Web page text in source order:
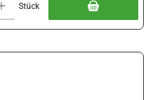
Stück